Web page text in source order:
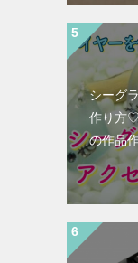
シーグ
作り方
の作品